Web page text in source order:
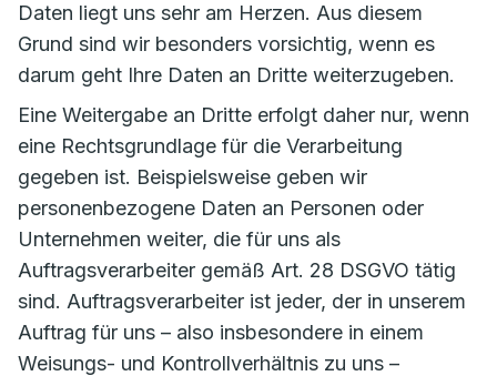
Daten liegt uns sehr am Herzen. Aus diesem
Grund sind wir besonders vorsichtig, wenn es
darum geht Ihre Daten an Dritte weiterzugeben.
Eine Weitergabe an Dritte erfolgt daher nur, wenn
eine Rechtsgrundlage für die Verarbeitung
gegeben ist. Beispielsweise geben wir
personenbezogene Daten an Personen oder
Unternehmen weiter, die für uns als
Auftragsverarbeiter gemäß Art. 28 DSGVO tätig
sind. Auftragsverarbeiter ist jeder, der in unserem
Auftrag für uns – also insbesondere in einem
Weisungs- und Kontrollverhältnis zu uns –